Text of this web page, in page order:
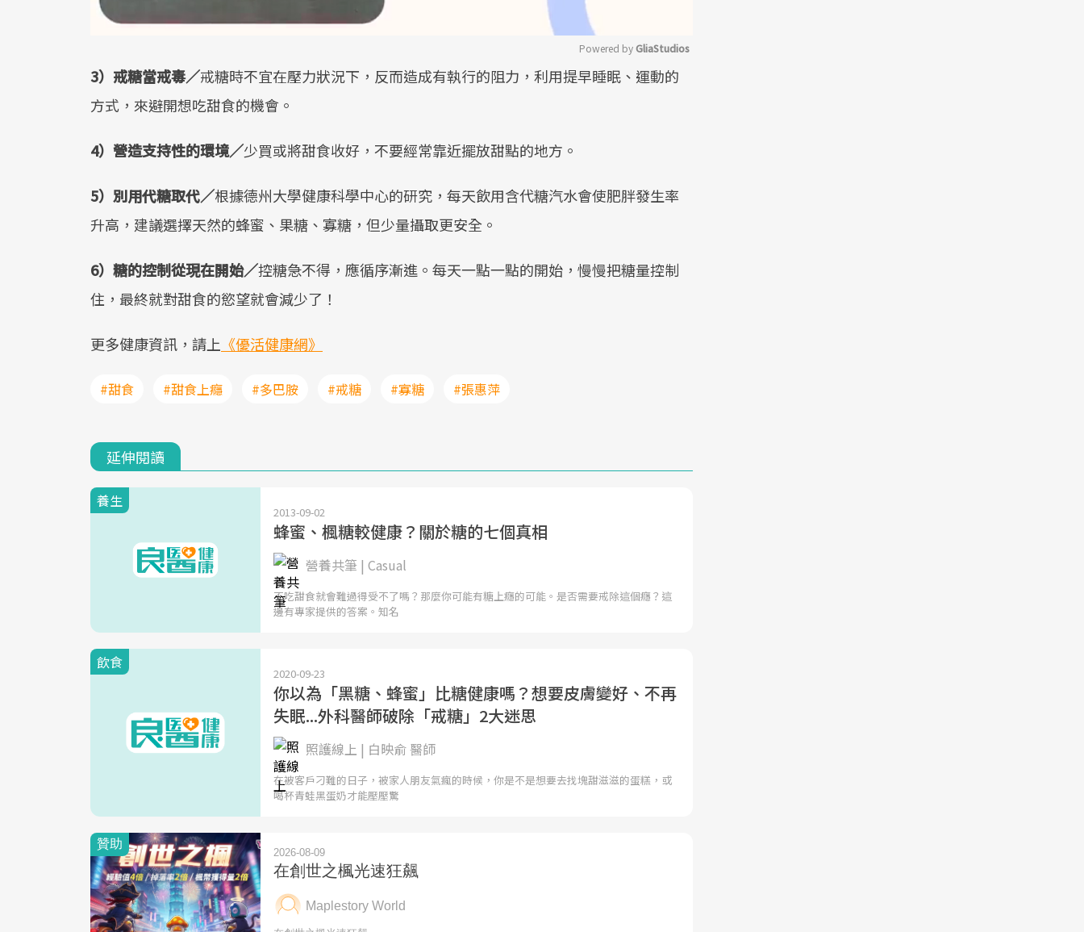
Powered by GliaStudios
3）戒糖當戒毒／戒糖時不宜在壓力狀況下，反而造成有執行的阻力，利用提早睡眠、運動的
方式，來避開想吃甜食的機會。
4）營造支持性的環境／少買或將甜食收好，不要經常靠近擺放甜點的地方。
5）別用代糖取代／根據德州大學健康科學中心的研究，每天飲用含代糖汽水會使肥胖發生率
升高，建議選擇天然的蜂蜜、果糖、寡糖，但少量攝取更安全。
6）糖的控制從現在開始／控糖急不得，應循序漸進。每天一點一點的開始，慢慢把糖量控制
住，最終就對甜食的慾望就會減少了！
更多健康資訊，請上 《優活健康網》
#甜食 #甜食上癮 #多巴胺 #戒糖 #寡糖 #張惠萍
延伸閱讀
養生
2013-09-02
蜂蜜、楓糖較健康？關於糖的七個真相
營養共筆 | Casual
不吃甜食就會難過得受不了嗎？那麼你可能有糖上癮的可能。是否需要戒除這個癮？這
邊有專家提供的答案。知名
飲食
2020-09-23
你以為「黑糖、蜂蜜」比糖健康嗎？想要皮膚變好、不再
失眠...外科醫師破除「戒糖」2大迷思
照護線上 | 白映俞 醫師
在被客戶刁難的日子，被家人朋友氣瘋的時候，你是不是想要去找塊甜滋滋的蛋糕，或
喝杯青蛙黑蛋奶才能壓壓驚